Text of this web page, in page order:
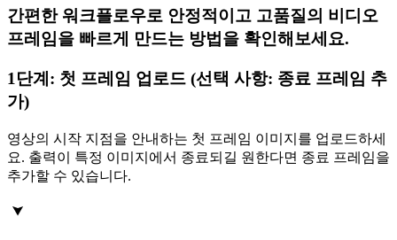
간편한 워크플로우로 안정적이고 고품질의 비디오
프레임을 빠르게 만드는 방법을 확인해보세요.
1단계: 첫 프레임 업로드 (선택 사항: 종료 프레임 추
가)
영상의 시작 지점을 안내하는 첫 프레임 이미지를 업로드하세
요. 출력이 특정 이미지에서 종료되길 원한다면 종료 프레임을
추가할 수 있습니다.